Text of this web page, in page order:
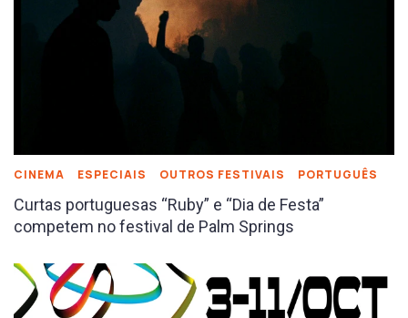
CINEMA ESPECIAIS OUTROS FESTIVAIS PORTUGUÊS
Curtas portuguesas “Ruby” e “Dia de Festa”
competem no festival de Palm Springs